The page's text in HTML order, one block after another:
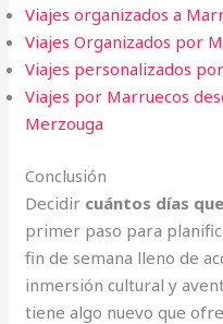
Viajes organizados a
Viajes Organizados por
Viajes personalizados
Viajes por Marruecos
Merzouga
Conclusión
Decidir cuántos días
primer paso para
fin de semana lleno de
inmersión cultural y
tiene algo nuevo que